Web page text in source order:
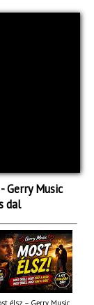
Gerry Music
dal